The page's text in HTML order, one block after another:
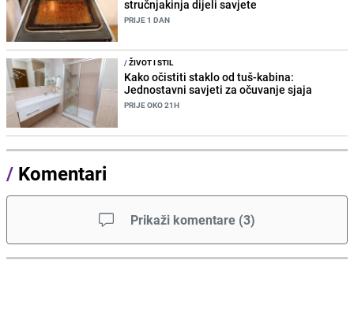
stručnjakinja dijeli savjete
PRIJE 1 DAN
/ŽIVOT I STIL
Kako očistiti staklo od tuš-kabina:
Jednostavni savjeti za očuvanje sjaja
PRIJE OKO 21H
/ Komentari
Prikaži komentare (3)